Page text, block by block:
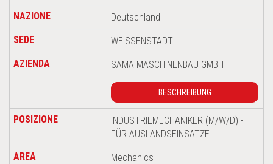
Deutschland
WEISSENSTADT
SAMA MASCHINENBAU GMBH
BESCHREIBUNG
INDUSTRIEMECHANIKER (M/W/D) -
FÜR AUSLANDSEINSÄTZE -
Mechanics